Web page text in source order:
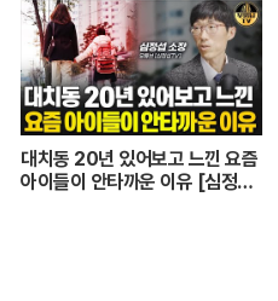
운 동물싸움
대치동 20년 있어보고 느낀 요즘
아이들이 안타까운 이유 [심정섭